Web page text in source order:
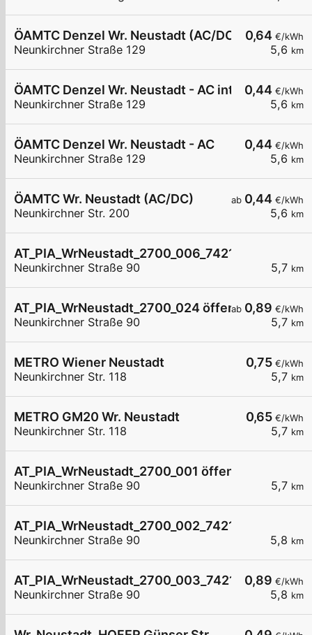
0,64 €/kWh
5,6 km
ÖAMTC Denzel Wr. Neustadt (AC/DC)
Neunkirchner Straße 129
0,44 €/kWh
5,6 km
ÖAMTC Denzel Wr. Neustadt - AC intern 1
Neunkirchner Straße 129
0,44 €/kWh
5,6 km
ÖAMTC Denzel Wr. Neustadt - AC
Neunkirchner Straße 129
ab 0,44 €/kWh
5,6 km
ÖAMTC Wr. Neustadt (AC/DC)
Neunkirchner Str. 200
5,7 km
AT_PIA_WrNeustadt_2700_006_74211213869
Neunkirchner Straße 90
ab 0,89 €/kWh
5,7 km
AT_PIA_WrNeustadt_2700_024 öffentlich
Neunkirchner Straße 90
0,75 €/kWh
5,7 km
METRO Wiener Neustadt
Neunkirchner Str. 118
0,65 €/kWh
5,7 km
METRO GM20 Wr. Neustadt
Neunkirchner Str. 118
5,7 km
AT_PIA_WrNeustadt_2700_001 öffentlich
Neunkirchner Straße 90
5,8 km
AT_PIA_WrNeustadt_2700_002_7421036489
Neunkirchner Straße 90
0,89 €/kWh
5,8 km
AT_PIA_WrNeustadt_2700_003_7421036489
Neunkirchner Straße 90